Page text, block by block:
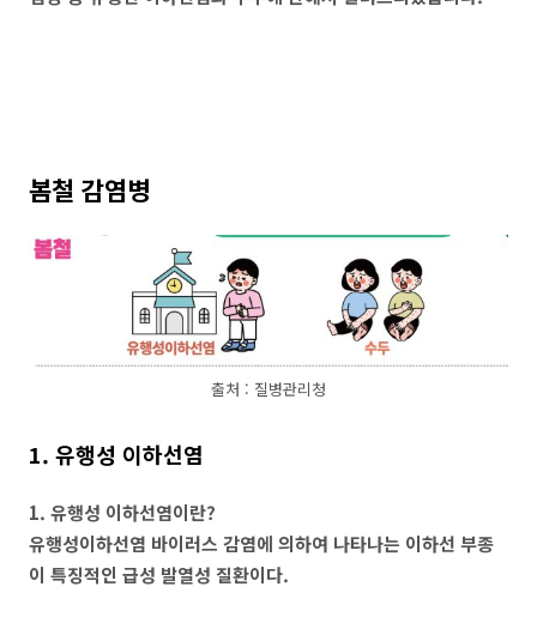
봄철 감염병
출처 : 질병관리청
1. 유행성 이하선염
1. 유행성 이하선염이란?
유행성이하선염 바이러스 감염에 의하여 나타나는 이하선 부종
이 특징적인 급성 발열성 질환이다.